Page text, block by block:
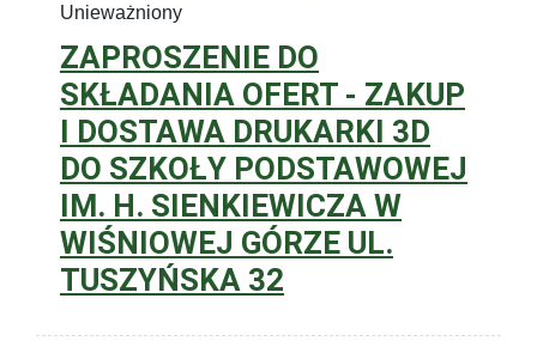
Unieważniony
ZAPROSZENIE DO
SKŁADANIA OFERT - ZAKUP
I DOSTAWA DRUKARKI 3D
DO SZKOŁY PODSTAWOWEJ
IM. H. SIENKIEWICZA W
WIŚNIOWEJ GÓRZE UL.
TUSZYŃSKA 32